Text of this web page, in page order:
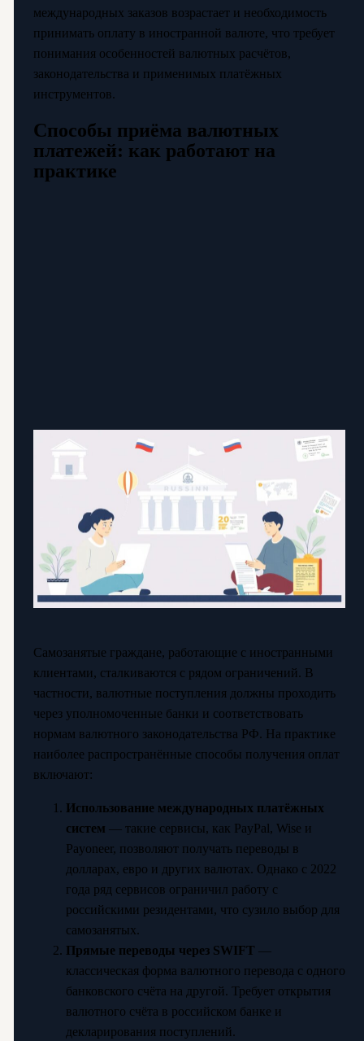
международных заказов возрастает и необходимость
принимать оплату в иностранной валюте, что требует
понимания особенностей валютных расчётов,
законодательства и применимых платёжных
инструментов.
Способы приёма валютных
платежей: как работают на
практике
Самозанятые граждане, работающие с иностранными
клиентами, сталкиваются с рядом ограничений. В
частности, валютные поступления должны проходить
через уполномоченные банки и соответствовать
нормам валютного законодательства РФ. На практике
наиболее распространённые способы получения оплат
включают:
Использование международных платёжных
систем — такие сервисы, как PayPal, Wise и
Payoneer, позволяют получать переводы в
долларах, евро и других валютах. Однако с 2022
года ряд сервисов ограничил работу с
российскими резидентами, что сузило выбор для
самозанятых.
Прямые переводы через SWIFT —
классическая форма валютного перевода с одного
банковского счёта на другой. Требует открытия
валютного счёта в российском банке и
декларирования поступлений.